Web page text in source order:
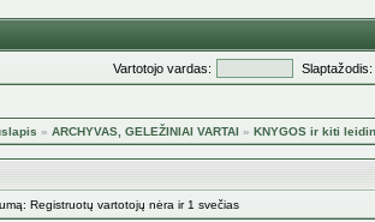
Vartotojo vardas: Slaptažodis:
» ARCHYVAS, GELEŽINIAI VARTAI » KNYGOS ir kiti
Registruotų vartotojų nėra ir 1 svečias